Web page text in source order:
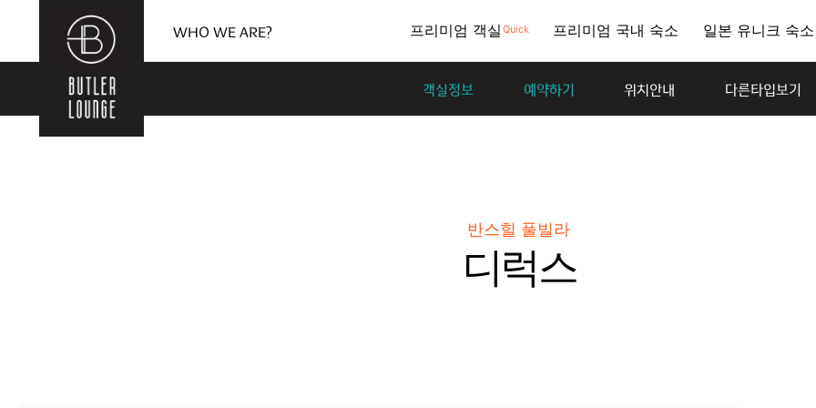
WHO WE ARE? 프리미엄 객실 Quick 프리미엄 국내 숙소 일본 유니크 숙소
객실정보 예약하기 위치안내 다른타입보기
반스힐 풀빌라
디럭스